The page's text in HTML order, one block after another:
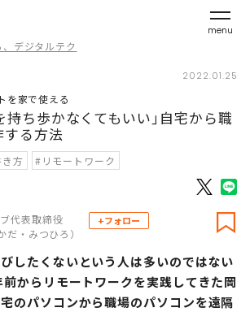
menu
デジタルテク
2022.01.25
を家で使える
持ち歩かなくてもいい｣自宅から職
る方法
方 #リモートワーク
代表取締役
・みつひろ）
+フォロー
したくないという人は多いのではない
からリモートワークを実践してきた岡
のパソコンから職場のパソコンを遠隔